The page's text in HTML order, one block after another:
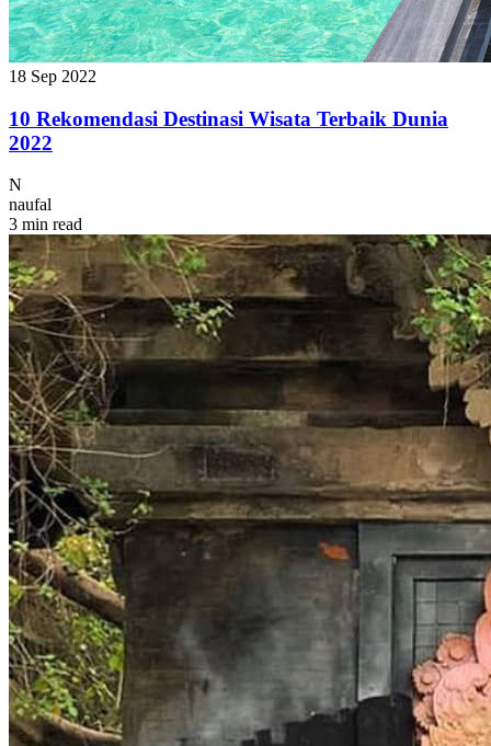
18 Sep 2022
10 Rekomendasi Destinasi Wisata Terbaik Dunia
2022
N
naufal
3 min read